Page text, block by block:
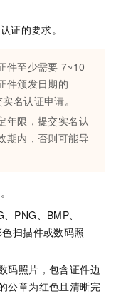
证的要求。
件至少需要 7~10
件颁发日期的
名认证申请。
年限，提交实名认
期内，否则可能导
PNG、BMP、
扫描件或数码照
码照片，包含证件边
公章为红色且清晰完